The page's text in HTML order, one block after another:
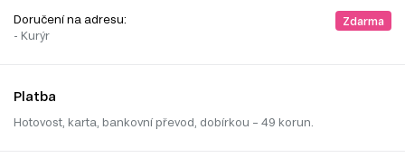
Doručení na adresu:
- Kurýr
Zdarma
Platba
Hotovost, karta, bankovní převod, dobírkou – 49 korun.